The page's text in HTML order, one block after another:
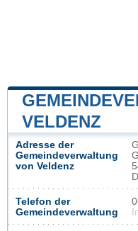
VELDENZ
Adresse der
Gemeindeverwaltung
von Veldenz
Telefon der
Gemeindeverwaltung